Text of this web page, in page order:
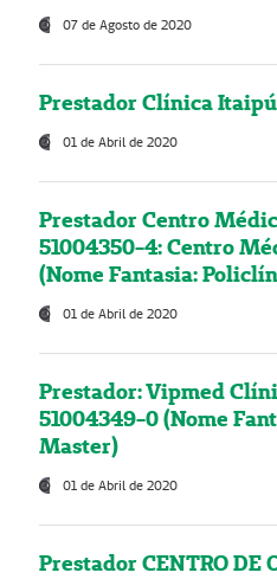
07 de Agosto de 2020
Prestador Clínica
01 de Abril de 2020
Prestador Centro
51004350-4: Centro
(Nome Fantasia:
01 de Abril de 2020
Prestador: Vipmed
51004349-0 (Nome
Master)
01 de Abril de 2020
Prestador CENTRO DE